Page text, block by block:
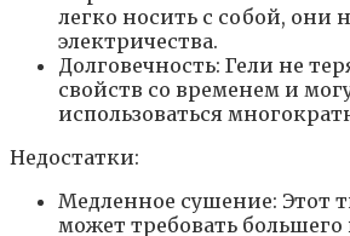
легко носить с собой, они
электричества.
Долговечность: Гели не
свойств со временем и
использоваться
Недостатки:
Медленное сушение: Этот
может требовать